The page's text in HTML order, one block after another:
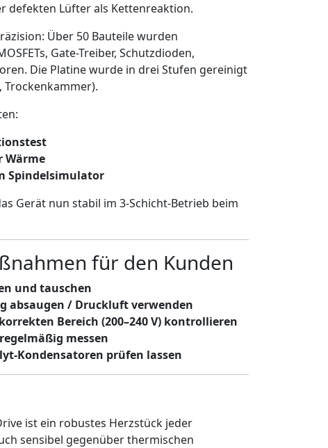
defekten Lüfter als Kettenreaktion.
Über 50 Bauteile wurden
Gate-Treiber, Schutzdioden,
Die Platine wurde in drei Stufen gereinigt
Wärme
Spindelsimulator
Gerät nun stabil im 3-Schicht-Betrieb beim
für den Kunden
und tauschen
absaugen / Druckluft verwenden
Bereich (200–240 V) kontrollieren
messen
Kondensatoren prüfen lassen
ist ein robustes Herzstück jeder
sensibel gegenüber thermischen